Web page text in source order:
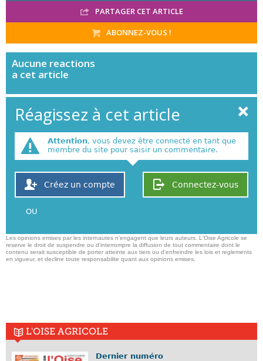
PARTAGER CET ARTICLE
ABONNEZ-VOUS !
Aucune reactions
a cet article
Réagissez à cet article
Attention, vous devez être connecté en tant que
membre du site pour saisir un commentaire.
Connectez-vous
Créez un compte
OU
Les opinions emises par les internautes n'engagent que leurs auteurs. L'Oise Agricole se
reserve le droit de suspendre ou d'interrompre la diffusion de tout commentaire dont le
contenu serait susceptible de porter atteinte aux tiers ou d'enfreindre les lois et reglements
en vigueur, et decline toute responsabilite quant aux opinions emises,
L'OISE AGRICOLE
Dernier numéro